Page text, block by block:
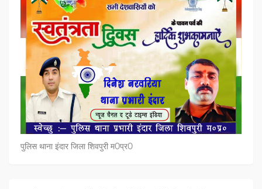
पुलिस थाना इंदार जिला शिवपुरी म0प्र0